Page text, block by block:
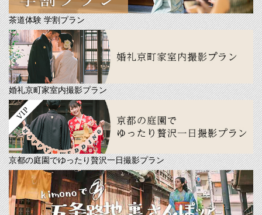
茶道体験 学割プラン
婚礼京町家室内撮影プラン
京都の庭園でゆったり贅沢一日撮影プラン